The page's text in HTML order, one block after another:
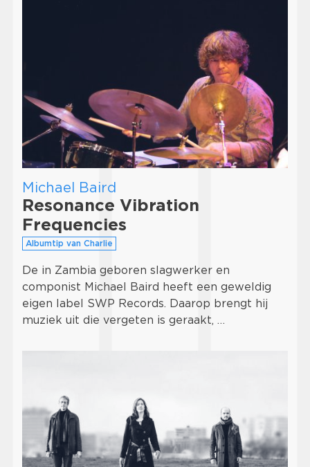
Michael Baird
Resonance Vibration
Frequencies
Albumtip van Charlie
De in Zambia geboren slagwerker en
componist Michael Baird heeft een geweldig
eigen label SWP Records. Daarop brengt hij
muziek uit die vergeten is geraakt, …